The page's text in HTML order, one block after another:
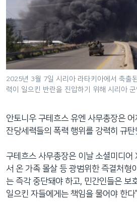
인
비
게
이
션
으
이
동
색
로
이
2025년 3월 7일 시리아 라타키아에서 축출
력이 일으킨 반란을 진압하기 위해 시리아
안토니우 구테흐스 유엔 사무총장은
잔당세력들의 폭력 행위를 강력히 규탄
구테흐스 사무총장은 이날 소셜미디어
서 온 가족 몰살 등 광범위한 즉결처형
는 즉각 중단돼야 하고, 민간인들은 보
일으킨 자들에게는 책임을 물어야 한다